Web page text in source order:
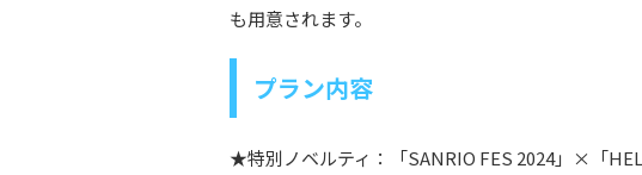
も用意されます。
プラン内容
★特別ノベルティ：「SANRIO FES 2024」×「